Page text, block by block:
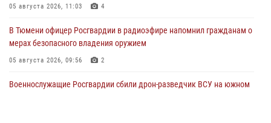
05 августа 2026, 11:03 4
В Тюмени офицер Росгвардии в радиоэфире напомнил гражданам о
мерах безопасного владения оружием
05 августа 2026, 09:56 2
Военнослужащие Росгвардии сбили дрон-разведчик ВСУ на южном